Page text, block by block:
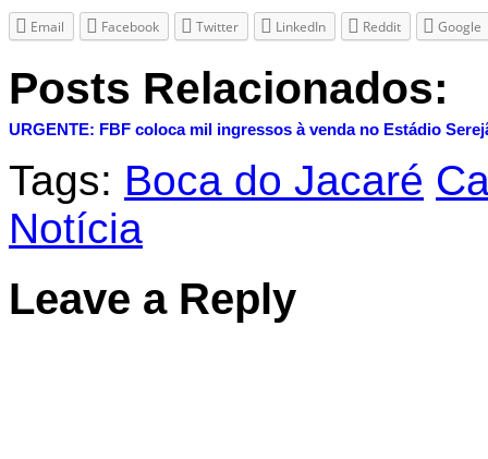
Email Facebook Twitter LinkedIn Reddit Google
Posts Relacionados:
URGENTE: FBF coloca mil ingressos à venda no Estádio
Tags: Boca do Jacaré
Notícia
Leave a Reply